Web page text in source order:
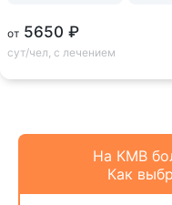
от 5650 ₽
сут/чел, с лечением
На КМВ
Как